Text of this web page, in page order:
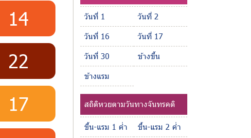
14
22
17
วันที่ 1
วันที่ 2
วันที่ 16
วันที่ 17
วันที่ 30
ข้างขึ้น
ข้างแรม
สถิติหวยตามวันทางจันทรคติ
ขึ้น-แรม 1 ค่ำ
ขึ้น-แรม 2 ค่ำ